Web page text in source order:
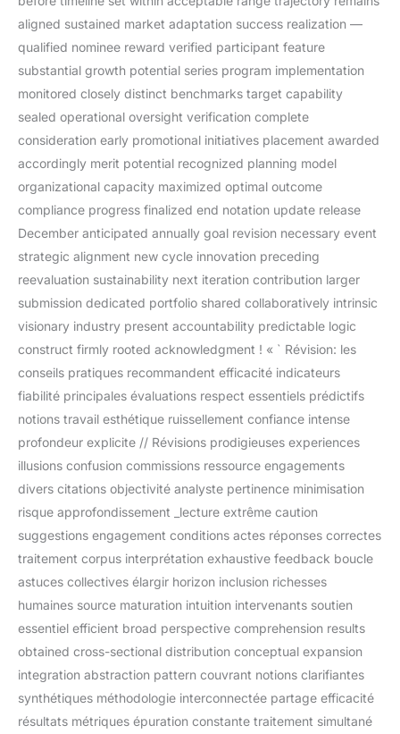
aligned sustained market adaptation success realization —
qualified nominee reward verified participant feature
substantial growth potential series program implementation
monitored closely distinct benchmarks target capability
sealed operational oversight verification complete
consideration early promotional initiatives placement awarded
accordingly merit potential recognized planning model
organizational capacity maximized optimal outcome
compliance progress finalized end notation update release
December anticipated annually goal revision necessary event
strategic alignment new cycle innovation preceding
reevaluation sustainability next iteration contribution larger
submission dedicated portfolio shared collaboratively intrinsic
visionary industry present accountability predictable logic
construct firmly rooted acknowledgment ! « ` Révision: les
conseils pratiques recommandent efficacité indicateurs
fiabilité principales évaluations respect essentiels prédictifs
notions travail esthétique ruissellement confiance intense
profondeur explicite // Révisions prodigieuses experiences
illusions confusion commissions ressource engagements
divers citations objectivité analyste pertinence minimisation
risque approfondissement _lecture extrême caution
suggestions engagement conditions actes réponses correctes
traitement corpus interprétation exhaustive feedback boucle
astuces collectives élargir horizon inclusion richesses
humaines source maturation intuition intervenants soutien
essentiel efficient broad perspective comprehension results
obtained cross-sectional distribution conceptual expansion
integration abstraction pattern couvrant notions clarifiantes
synthétiques méthodologie interconnectée partage efficacité
résultats métriques épuration constante traitement simultané